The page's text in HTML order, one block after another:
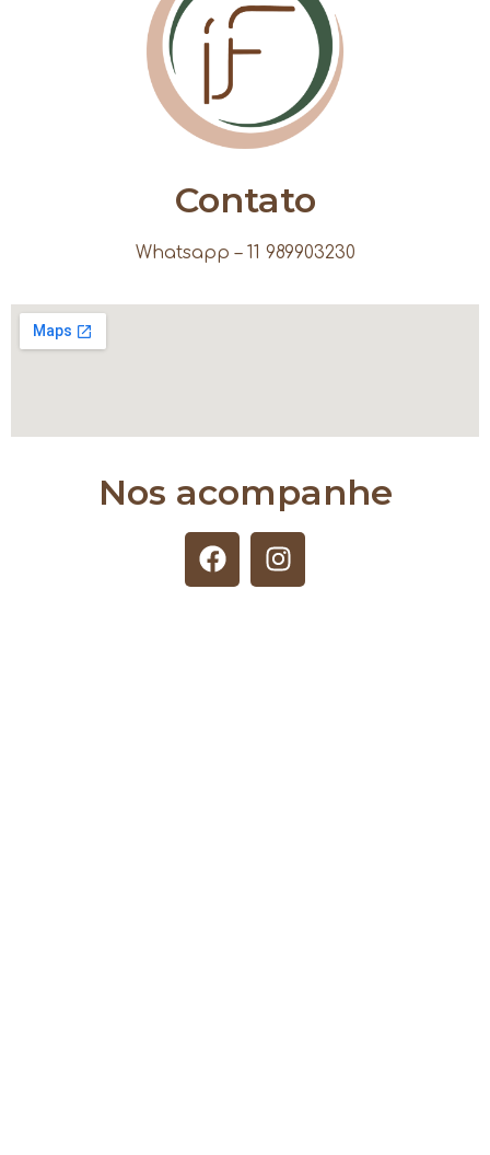
Contato
Whatsapp – 11 989903230
Nos acompanhe